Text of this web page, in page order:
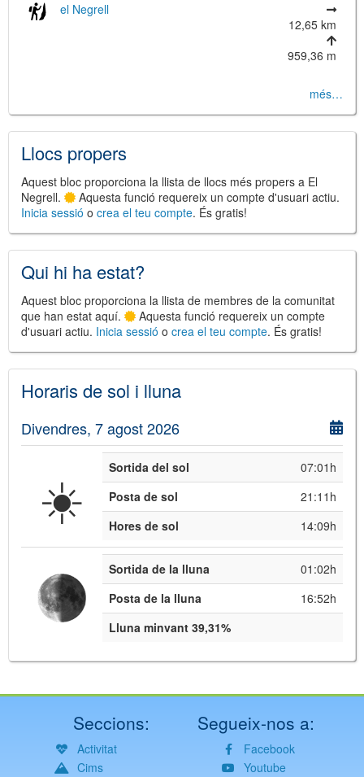
©OpenStreetMap,OpenTopoMap
Catalunya
CC BY-SH 4.0
el Negrell
12,65 km
959,36 m
més…
Llocs propers
Aquest bloc proporciona la llista de llocs més propers a El
Negrell.
Aquesta funció requereix un compte d'usuari actiu.
Inicia sessió o crea el teu compte. És gratis!
Qui hi ha estat?
Aquest bloc proporciona la llista de membres de la comunitat
que han estat aquí.
Aquesta funció requereix un compte
d'usuari actiu. Inicia sessió o crea el teu compte. És gratis!
Horaris de sol i lluna
Divendres, 7 agost 2026
☀️ Sortida del sol
07:01h
Posta de sol
21:11h
Hores de sol
14:09h
Sortida de la lluna
01:02h
Posta de la lluna
16:52h
Lluna minvant 39,31%
Seccions:
Activitat
Cims
Segueix-nos a:
Facebook
Youtube